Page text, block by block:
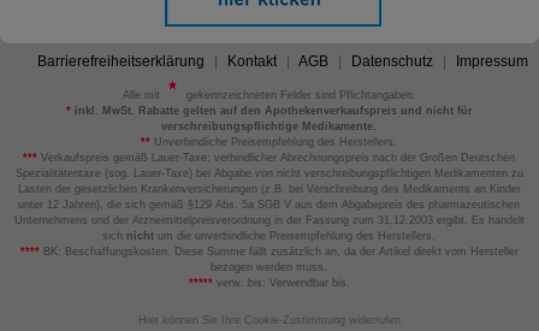
Barrierefreiheitserklärung Kontakt AGB Datenschutz Impressum
Alle mit
gekennzeichneten Felder sind Pflichtangaben.
*inkl. MwSt. Rabatte gelten auf den Apothekenverkaufspreis und nicht für
verschreibungspflichtige Medikamente.
** Unverbindliche Preisempfehlung des Herstellers.
*** Verkaufspreis gemäß Lauer-Taxe; verbindlicher Abrechnungspreis nach der Großen Deutschen
Spezialitätentaxe (sog. Lauer-Taxe) bei Abgabe von nicht verschreibungspflichtigen Medikamenten zu
Lasten der gesetzlichen Krankenversicherungen (z.B. bei Verschreibung des Medikaments an Kinder
unter 12 Jahren), die sich gemäß §129 Abs. 5a SGB V aus dem Abgabepreis des pharmazeutischen
Unternehmens und der Arzneimittelpreisverordnung in der Fassung zum 31.12.2003 ergibt. Es handelt
sich nicht um die unverbindliche Preisempfehlung des Herstellers.
****BK: Beschaffungskosten. Diese Summe fällt zusätzlich an, da der Artikel direkt vom Hersteller
bezogen werden muss.
*****verw. bis: Verwendbar bis.
Hier können Sie Ihre Cookie-Zustimmung widerrufen